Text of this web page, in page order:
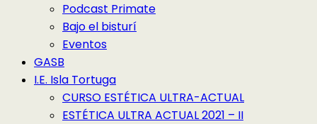
Podcast Primate
Bajo el bisturí
Eventos
GASB
I.E. Isla Tortuga
CURSO ESTÉTICA ULTRA-ACTUAL
ESTÉTICA ULTRA ACTUAL 2021 – II